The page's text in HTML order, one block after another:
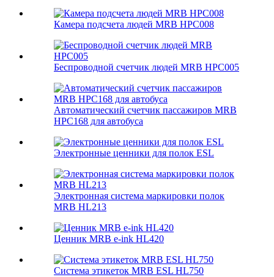
Камера подсчета людей MRB HPC008
Беспроводной счетчик людей MRB HPC005
Автоматический счетчик пассажиров MRB
HPC168 для автобуса
Электронные ценники для полок ESL
Электронная система маркировки полок
MRB HL213
Ценник MRB e-ink HL420
Система этикеток MRB ESL HL750